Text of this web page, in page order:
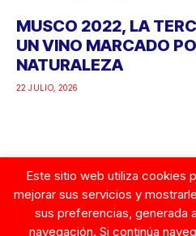
MUSCO 2022, LA
UN VINO MARCADO
NATURALEZA
22 JULIO, 2026
Google
Este sitio web utiliza cookies
mejorar sus servicios y
sus preferencias, generada
navegación. Si continúa